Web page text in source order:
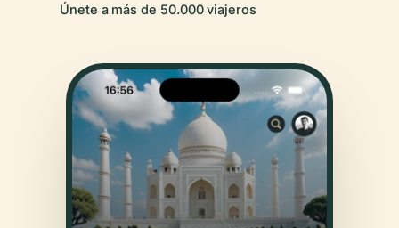
Únete a más de 50.000 viajeros